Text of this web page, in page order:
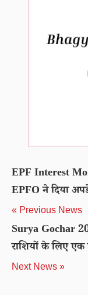
EPF Interest
EPFO ने दिया
« Previous News
Surya Gochar
राशियों के लिए एक
Next News »